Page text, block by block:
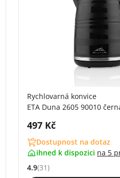
Rychlovarná konvice
ETA Duna 2605 90010
Cena s DPH:
497 Kč
Dostupnost na dotaz
ihned k dispozici na 5
Hodnocení: 4.9 z 5 (31
4.9(31)